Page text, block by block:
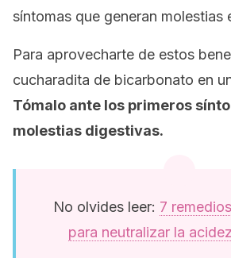
síntomas que generan molestias
Para aprovecharte de estos
cucharadita de bicarbonato en
Tómalo ante los primeros
molestias digestivas.
No olvides leer: 7
para neutralizar la